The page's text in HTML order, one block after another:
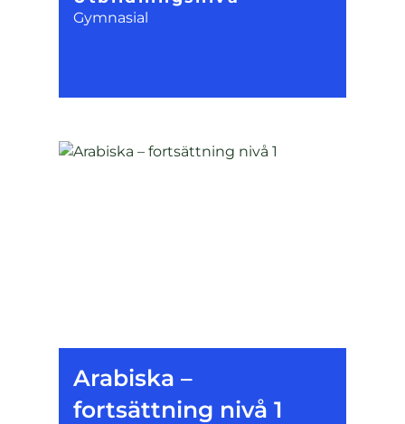
Gymnasial
Arabiska –
fortsättning nivå 1